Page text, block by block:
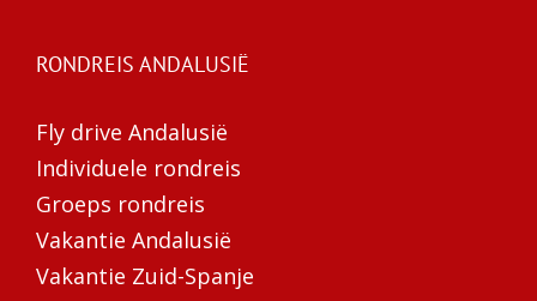
RONDREIS ANDALUSIË
Fly drive Andalusië
Individuele rondreis
Groeps rondreis
Vakantie Andalusië
Vakantie Zuid-Spanje